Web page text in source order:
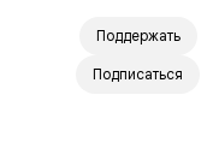
Поддержать
Подписаться